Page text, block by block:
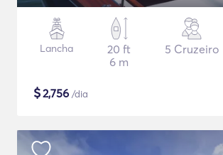
Lancha
20 ft
6 m
5 Cruzeiro
$2,756 /dia